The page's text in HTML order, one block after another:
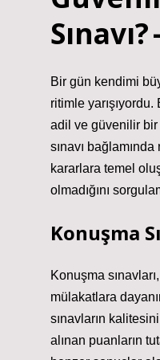
Bir gün kendimi
ritimle yarışıyordu.
adil ve güvenilir
sınavı
kararlara temel
olmadığını
Konuşma
Konuşma
mülakatlara
sınavların
alınan puanların